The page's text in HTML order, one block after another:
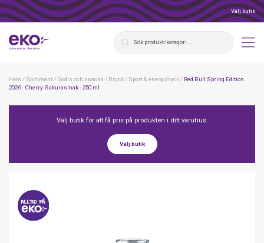
Välj butik
Hem / Sortiment/ Godis och snacks / Dryck/ Sport & energidryck/ Red Bull Spring Edition
2026 - Cherry-Sakurasmak - 250 ml
Välj butik för att få pris på produkten i ditt varuhus.
Välj butik